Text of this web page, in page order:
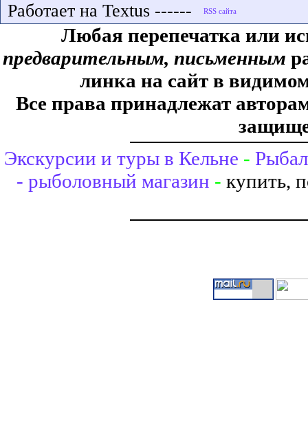
Работает на Textus ------
Любая перепечатка или
предварительным, письменным
линка на сайт в
Все права принадлежат
Экскурсии и туры в Кельне -
- рыболовный магазин - купить,